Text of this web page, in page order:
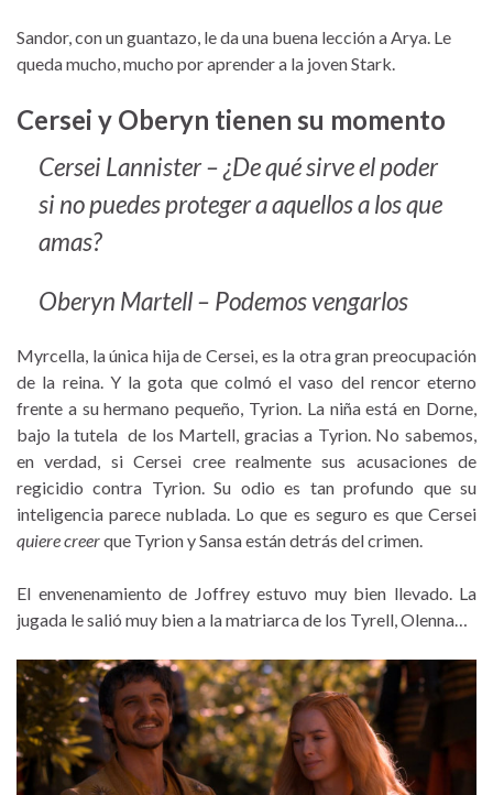
Sandor, con un guantazo, le da una buena lección a Arya. Le
queda mucho, mucho por aprender a la joven Stark.
Cersei y Oberyn tienen su momento
Cersei Lannister – ¿De qué sirve el poder
si no puedes proteger a aquellos a los que
amas?
Oberyn Martell – Podemos vengarlos
Myrcella, la única hija de Cersei, es la otra gran preocupación
de la reina. Y la gota que colmó el vaso del rencor eterno
frente a su hermano pequeño, Tyrion. La niña está en Dorne,
bajo la tutela de los Martell, gracias a Tyrion. No sabemos,
en verdad, si Cersei cree realmente sus acusaciones de
regicidio contra Tyrion. Su odio es tan profundo que su
inteligencia parece nublada. Lo que es seguro es que Cersei
quiere creerque Tyrion y Sansa están detrás del crimen.
El envenenamiento de Joffrey estuvo muy bien llevado. La
jugada le salió muy bien a la matriarca de los Tyrell, Olenna…